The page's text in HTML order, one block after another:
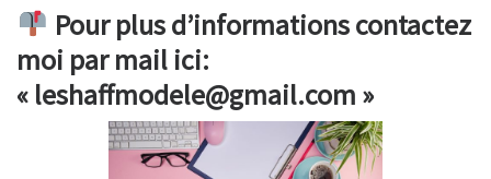
Pour plus d’informations contactez
moi par mail ici:
« leshaffmodele@gmail.com »